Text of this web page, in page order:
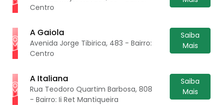
Centro
A Gaiola
Avenida Jorge Tibirica, 483 - Bairro:
Centro
Saiba
Mais
A Italiana
Rua Teodoro Quartim Barbosa, 808
- Bairro: Ii Ret Mantiqueira
Saiba
Mais